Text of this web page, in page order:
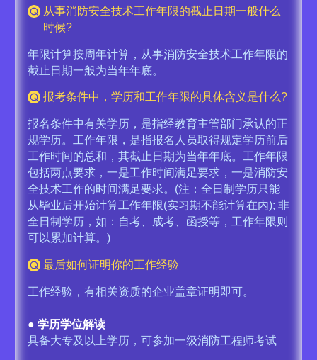
从事消防安全技术工作年限的截止日期一般什么
时候?
年限计算按周年计算，从事消防安全技术工作年限的
截止日期一般为当年年底。
报考条件中，学历和工作年限的具体含义是什么?
报名条件中有关学历，是指经教育主管部门承认的正
规学历。工作年限，是指报名人员取得规定学历前后
工作时间的总和，其截止日期为当年年底。工作年限
包括两点要求，一是工作时间满足要求，一是消防安
全技术工作的时间满足要求。(注：全日制学历只能
从毕业后开始计算工作年限(实习期不能计算在内); 非
全日制学历，如：自考、成考、函授等，工作年限则
可以累加计算。)
最后如何证明你的工作经验
工作经验，有相关资质的企业盖章证明即可。
● 学历学位解读
具备大专及以上学历，可参加一级消防工程师考试